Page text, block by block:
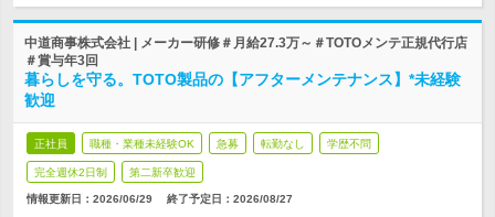
中道商事株式会社 | メーカー研修＃月給27.3万～＃TOTOメンテ正規代行店
＃賞与年3回
暮らしを守る。TOTO製品の【アフターメンテナンス】*未経験
歓迎
正社員 職種・業種未経験OK 急募 転勤なし 学歴不問
完全週休2日制 第二新卒歓迎
情報更新日：2026/06/29 終了予定日： 2026/08/27